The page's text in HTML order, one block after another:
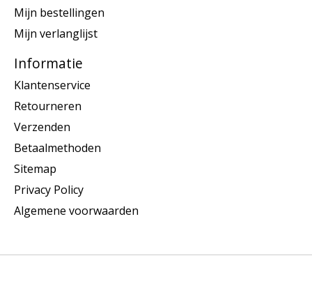
Mijn bestellingen
Mijn verlanglijst
Informatie
Klantenservice
Retourneren
Verzenden
Betaalmethoden
Sitemap
Privacy Policy
Algemene voorwaarden